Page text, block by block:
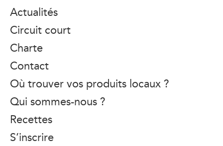
Actualités
Circuit court
Charte
Contact
Où trouver vos produits locaux ?
Qui sommes-nous ?
Recettes
S’inscrire